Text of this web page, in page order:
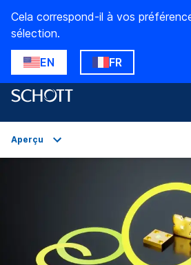
Cela correspond-il à vos
sélection.
EN FR
Caractéristiques techniques
Gammes de produit
Aperçu